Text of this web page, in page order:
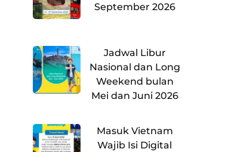
September 2026
Jadwal Libur
Nasional dan Long
Weekend bulan
Mei dan Juni 2026
Masuk Vietnam
Wajib Isi Digital